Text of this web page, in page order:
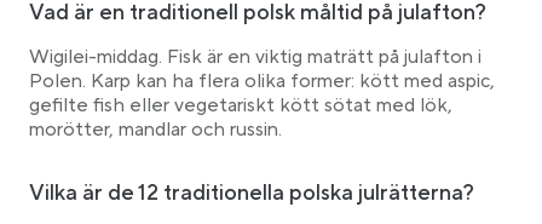
Vad är en traditionell polsk måltid på julafton?
Wigilei-middag. Fisk är en viktig maträtt på julafton i
Polen. Karp kan ha flera olika former: kött med aspic,
gefilte fish eller vegetariskt kött sötat med lök,
morötter, mandlar och russin.
Vilka är de 12 traditionella polska julrätterna?